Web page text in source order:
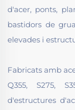
d'acer, ponts,
bastidors de
elevades i
Fabricats amb
Q355, S275,
d'estructures